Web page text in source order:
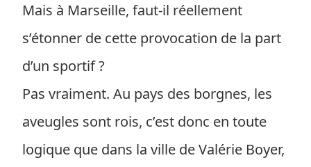
Mais à Marseille, faut-il réellement
s’étonner de cette provocation de la part
d’un sportif ?
Pas vraiment. Au pays des borgnes, les
aveugles sont rois, c’est donc en toute
logique que dans la ville de Valérie Boyer,